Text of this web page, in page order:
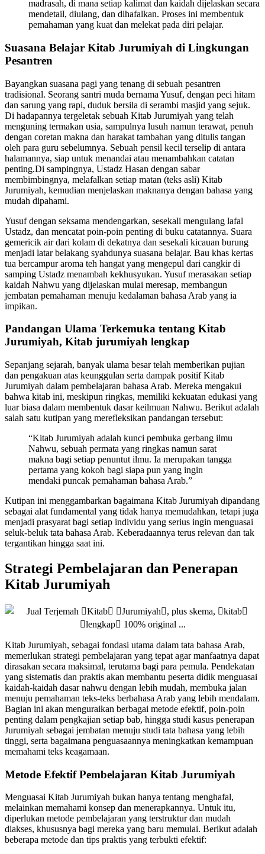
madrasah, di mana setiap kalimat dan kaidah dijelaskan secara
mendetail, diulang, dan dihafalkan. Proses ini membentuk
pemahaman yang kuat dan melekat pada diri pelajar.
Suasana Belajar Kitab Jurumiyah di Lingkungan
Pesantren
Bayangkan suasana pagi yang tenang di sebuah pesantren
tradisional. Seorang santri muda bernama Yusuf, dengan peci hitam
dan sarung yang rapi, duduk bersila di serambi masjid yang sejuk.
Di hadapannya tergeletak sebuah Kitab Jurumiyah yang telah
menguning termakan usia, sampulnya lusuh namun terawat, penuh
dengan coretan makna dan harakat tambahan yang ditulis tangan
oleh para guru sebelumnya. Sebuah pensil kecil terselip di antara
halamannya, siap untuk menandai atau menambahkan catatan
penting.Di sampingnya, Ustadz Hasan dengan sabar
membimbingnya, melafalkan setiap matan (teks asli) Kitab
Jurumiyah, kemudian menjelaskan maknanya dengan bahasa yang
mudah dipahami.
Yusuf dengan seksama mendengarkan, sesekali mengulang lafal
Ustadz, dan mencatat poin-poin penting di buku catatannya. Suara
gemericik air dari kolam di dekatnya dan sesekali kicauan burung
menjadi latar belakang syahdunya suasana belajar. Bau khas kertas
tua bercampur aroma teh hangat yang mengepul dari cangkir di
samping Ustadz menambah kekhusyukan. Yusuf merasakan setiap
kaidah Nahwu yang dijelaskan mulai meresap, membangun
jembatan pemahaman menuju kedalaman bahasa Arab yang ia
impikan.
Pandangan Ulama Terkemuka tentang Kitab
Jurumiyah, Kitab jurumiyah lengkap
Sepanjang sejarah, banyak ulama besar telah memberikan pujian
dan pengakuan atas keunggulan serta dampak positif Kitab
Jurumiyah dalam pembelajaran bahasa Arab. Mereka mengakui
bahwa kitab ini, meskipun ringkas, memiliki kekuatan edukasi yang
luar biasa dalam membentuk dasar keilmuan Nahwu. Berikut adalah
salah satu kutipan yang merefleksikan pandangan tersebut:
“Kitab Jurumiyah adalah kunci pembuka gerbang ilmu
Nahwu, sebuah permata yang ringkas namun sarat
makna bagi setiap penuntut ilmu. Ia merupakan tangga
pertama yang kokoh bagi siapa pun yang ingin
mendaki puncak pemahaman bahasa Arab.”
Kutipan ini menggambarkan bagaimana Kitab Jurumiyah dipandang
sebagai alat fundamental yang tidak hanya memudahkan, tetapi juga
menjadi prasyarat bagi setiap individu yang serius ingin menguasai
seluk-beluk tata bahasa Arab. Keberadaannya terus relevan dan tak
tergantikan hingga saat ini.
Strategi Pembelajaran dan Penerapan
Kitab Jurumiyah
Kitab Jurumiyah, sebagai fondasi utama dalam tata bahasa Arab,
memerlukan strategi pembelajaran yang tepat agar manfaatnya dapat
dirasakan secara maksimal, terutama bagi para pemula. Pendekatan
yang sistematis dan praktis akan membantu peserta didik menguasai
kaidah-kaidah dasar nahwu dengan lebih mudah, membuka jalan
menuju pemahaman teks-teks berbahasa Arab yang lebih mendalam.
Bagian ini akan menguraikan berbagai metode efektif, poin-poin
penting dalam pengkajian setiap bab, hingga studi kasus penerapan
Jurumiyah sebagai jembatan menuju studi tata bahasa yang lebih
tinggi, serta bagaimana penguasaannya meningkatkan kemampuan
memahami teks keagamaan.
Metode Efektif Pembelajaran Kitab Jurumiyah
Menguasai Kitab Jurumiyah bukan hanya tentang menghafal,
melainkan memahami konsep dan menerapkannya. Untuk itu,
diperlukan metode pembelajaran yang terstruktur dan mudah
diakses, khususnya bagi mereka yang baru memulai. Berikut adalah
beberapa metode dan tips praktis yang terbukti efektif: